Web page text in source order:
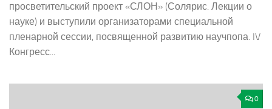
просветительский проект «СЛОН» (Солярис. Лекции о
науке) и выступили организаторами специальной
пленарной сессии, посвященной развитию научпопа. IV
Конгресс...
0